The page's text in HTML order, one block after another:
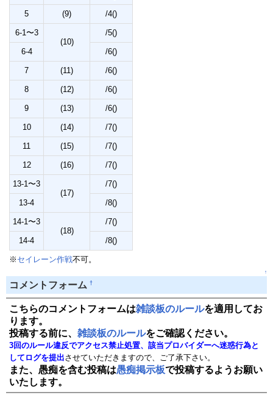
5 (9) /4()
6-1〜3
(10)
/5()
6-4 /6()
7 (11) /6()
8 (12) /6()
9 (13) /6()
10 (14) /7()
11 (15) /7()
12 (16) /7()
13-1〜3
(17)
/7()
13-4 /8()
14-1〜3
(18)
/7()
14-4 /8()
※ セイレーン作戦不可。
↑
コメントフォーム †
こちらのコメントフォームは雑談板のルールを適用してお
ります。
投稿する前に、 雑談板のルールをご確認ください。
3回のルール違反でアクセス禁止処置、該当プロバイダーへ迷惑行為と
してログを提出させていただきますので、ご了承下さい。
また、愚痴を含む投稿は愚痴掲示板で投稿するようお願い
いたします。